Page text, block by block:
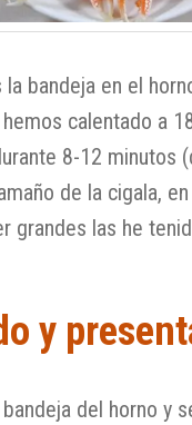
la bandeja en el
calentado a
8-12 minutos
de la cigala,
grandes las he
y
del horno y